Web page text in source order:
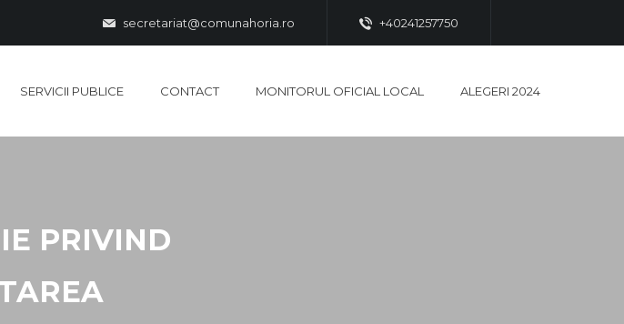
secretariat@comunahoria.ro +40241257750
SERVICII PUBLICE CONTACT MONITORUL OFICIAL LOCAL ALEGERI 2024
PRIVIND